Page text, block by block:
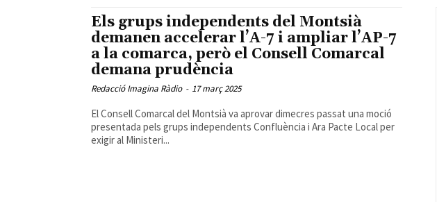
Els grups independents del Montsià
demanen accelerar l’A-7 i ampliar l’AP-7
a la comarca, però el Consell Comarcal
demana prudència
Redacció Imagina Ràdio - 17 març 2025
El Consell Comarcal del Montsià va aprovar dimecres passat una moció
presentada pels grups independents Confluència i Ara Pacte Local per
exigir al Ministeri...